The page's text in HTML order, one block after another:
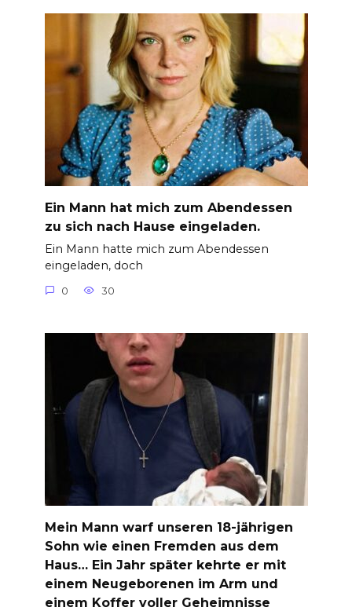
Ein Mann hat mich zum Abendessen
zu sich nach Hause eingeladen.
Ein Mann hatte mich zum Abendessen
eingeladen, doch
0 30
Mein Mann warf unseren 18-jährigen
Sohn wie einen Fremden aus dem
Haus… Ein Jahr später kehrte er mit
einem Neugeborenen im Arm und
einem Koffer voller Geheimnisse